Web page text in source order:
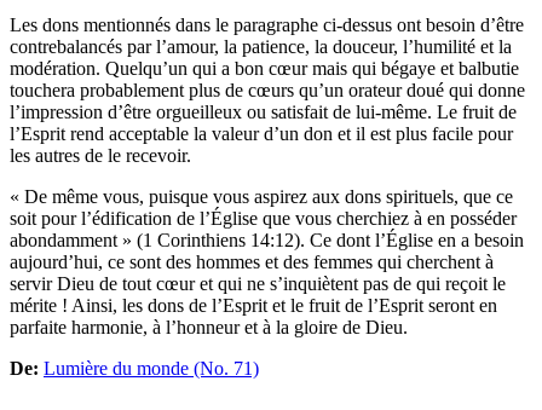
Les dons mentionnés dans le paragraphe ci-dessus ont besoin d’être
contrebalancés par l’amour, la patience, la douceur, l’humilité et la
modération. Quelqu’un qui a bon cœur mais qui bégaye et balbutie
touchera probablement plus de cœurs qu’un orateur doué qui donne
l’impression d’être orgueilleux ou satisfait de lui-même. Le fruit de
l’Esprit rend acceptable la valeur d’un don et il est plus facile pour
les autres de le recevoir.
« De même vous, puisque vous aspirez aux dons spirituels, que ce
soit pour l’édification de l’Église que vous cherchiez à en posséder
abondamment » (1 Corinthiens 14:12). Ce dont l’Église en a besoin
aujourd’hui, ce sont des hommes et des femmes qui cherchent à
servir Dieu de tout cœur et qui ne s’inquiètent pas de qui reçoit le
mérite ! Ainsi, les dons de l’Esprit et le fruit de l’Esprit seront en
parfaite harmonie, à l’honneur et à la gloire de Dieu.
De: Lumière du monde (No. 71)